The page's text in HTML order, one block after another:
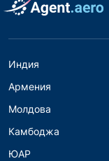
Индия
Армения
Молдова
Камбоджа
ЮАР